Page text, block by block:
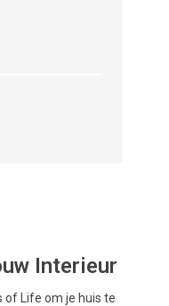
Interieur
of Life om je huis te